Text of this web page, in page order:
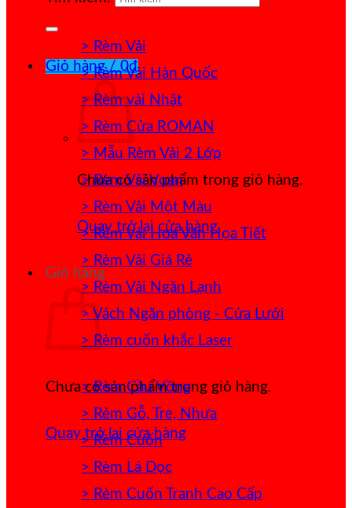
Giỏ hàng /0₫
Chưa có sản phẩm trong giỏ hàng.
Quay trở lại cửa hàng
Giỏ hàng
Chưa có sản phẩm trong giỏ hàng.
Quay trở lại cửa hàng
> Rèm Vải
> Rèm Vải Hàn Quốc
> Rèm vải Nhật
> Rèm Cửa ROMAN
> Mẫu Rèm Vải 2 Lớp
> Rèm Vải Voan
> Rèm Vải Một Màu
> Rèm Vải Hoa Văn Họa Tiết
> Rèm Vải Giá Rẻ
> Rèm Vải Ngăn Lạnh
> Vách Ngăn phòng - Cửa Lưới
> Rèm cuốn khắc Laser
> Rèm Cầu Vồng
> Rèm Gỗ, Tre, Nhựa
> Rèm Cuốn
> Rèm Lá Dọc
> Rèm Cuốn Tranh Cao Cấp